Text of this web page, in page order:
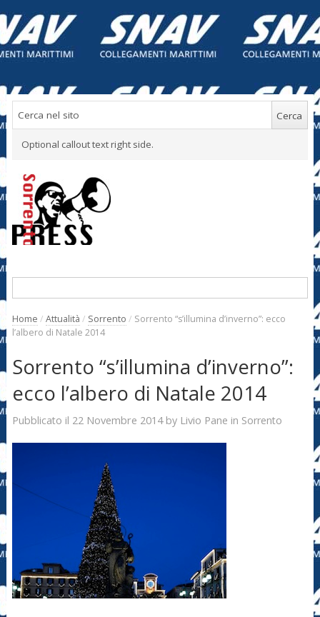
Optional callout text right side.
Home / Attualità / Sorrento / Sorrento “s’illumina d’inverno”: ecco
l’albero di Natale 2014
Sorrento “s’illumina d’inverno”:
ecco l’albero di Natale 2014
Pubblicato il 22 Novembre 2014by Livio Pane in Sorrento